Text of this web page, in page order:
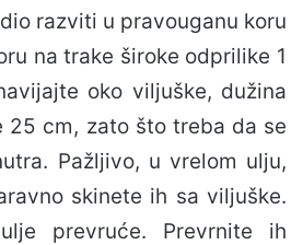
razviti u pravouganu koru
na trake široke odprilike 1
oko viljuške, dužina
25 cm, zato što treba da se
Pažljivo, u vrelom ulju,
skinete ih sa viljuške.
prevruće. Prevrnite ih